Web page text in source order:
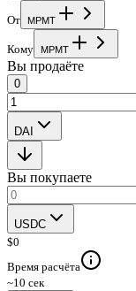
От MPMT
Кому MPMT
Вы продаёте
0
DAI
Вы покупаете
USDC
$0
Время расчёта
~10 сек